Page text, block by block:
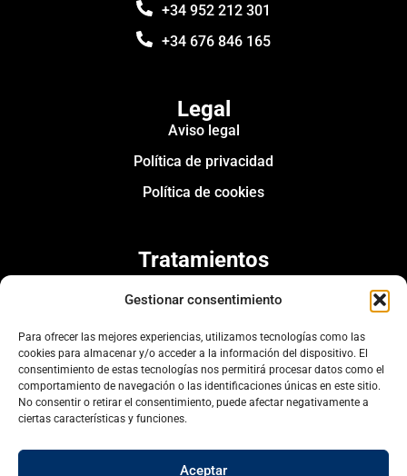
Gestionar consentimiento
Para ofrecer las mejores experiencias, utilizamos tecnologías como las
cookies para almacenar y/o acceder a la información del dispositivo. El
consentimiento de estas tecnologías nos permitirá procesar datos como el
comportamiento de navegación o las identificaciones únicas en este sitio.
No consentir o retirar el consentimiento, puede afectar negativamente a
ciertas características y funciones.
Aceptar
+34 952 212 301
+34 676 846 165
Legal
Aviso legal
Política de privacidad
Política de cookies
Tratamientos
Rinoplastia Málaga
Otorrinolaringología
Rinoplastia Marbella
Rinoplastia Estepona
Rinoplastia Fuengirola